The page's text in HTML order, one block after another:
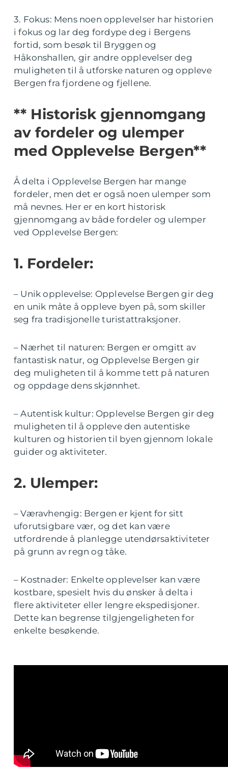
3. Fokus: Mens noen opplevelser har historien
i fokus og lar deg fordype deg i Bergens
fortid, som besøk til Bryggen og
Håkonshallen, gir andre opplevelser deg
muligheten til å utforske naturen og oppleve
Bergen fra fjordene og fjellene.
** Historisk gjennomgang
av fordeler og ulemper
med Opplevelse Bergen**
Å delta i Opplevelse Bergen har mange
fordeler, men det er også noen ulemper som
må nevnes. Her er en kort historisk
gjennomgang av både fordeler og ulemper
ved Opplevelse Bergen:
1. Fordeler:
– Unik opplevelse: Opplevelse Bergen gir deg
en unik måte å oppleve byen på, som skiller
seg fra tradisjonelle turistattraksjoner.
– Nærhet til naturen: Bergen er omgitt av
fantastisk natur, og Opplevelse Bergen gir
deg muligheten til å komme tett på naturen
og oppdage dens skjønnhet.
– Autentisk kultur: Opplevelse Bergen gir deg
muligheten til å oppleve den autentiske
kulturen og historien til byen gjennom lokale
guider og aktiviteter.
2. Ulemper:
– Væravhengig: Bergen er kjent for sitt
uforutsigbare vær, og det kan være
utfordrende å planlegge utendørsaktiviteter
på grunn av regn og tåke.
– Kostnader: Enkelte opplevelser kan være
kostbare, spesielt hvis du ønsker å delta i
flere aktiviteter eller lengre ekspedisjoner.
Dette kan begrense tilgjengeligheten for
enkelte besøkende.